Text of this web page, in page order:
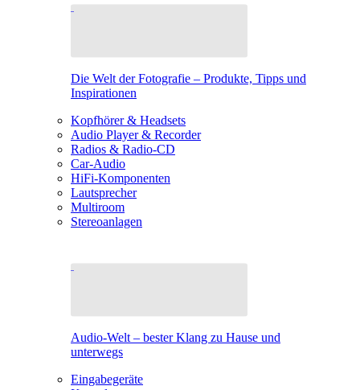
Die Welt der Fotografie – Produkte, Tipps und
Inspirationen
Kopfhörer & Headsets
Audio Player & Recorder
Radios & Radio-CD
Car-Audio
HiFi-Komponenten
Lautsprecher
Multiroom
Stereoanlagen
Audio-Welt – bester Klang zu Hause und
unterwegs
Eingabegeräte